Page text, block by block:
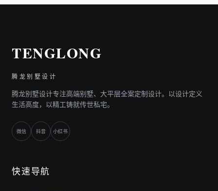
TENGLONG
腾龙别墅设计
腾龙别墅设计专注高端别墅、大平层全案定制设计。以设计定义
生活高度，以精工铸就传世私宅。
微信 抖音 小红书
快速导航